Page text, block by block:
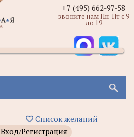
Список желаний
Вход/Регистрация
+7 (495) 662-97-58
звоните нам Пн-Пт с 9
до 19